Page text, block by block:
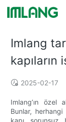
Imlang
kapıların
2025-02-17
Imlang’ın özel
Bunlar,